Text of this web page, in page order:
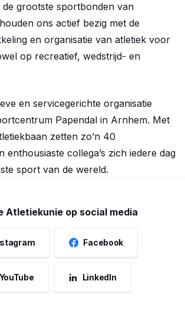
de grootste sportbonden van
ons actief bezig met de
en organisatie van atletiek voor
op recreatief, wedstrijd- en
en servicegerichte organisatie
Papendal in Arnhem. Met
zetten zo’n 40
enthousiaste collega’s zich iedere dag
sport van de wereld.
Atletiekunie op social media
Facebook
YouTube LinkedIn